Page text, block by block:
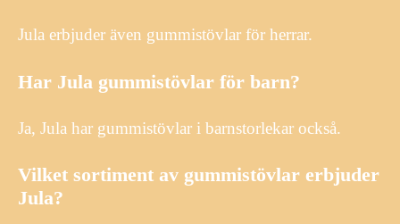
Jula erbjuder även gummistövlar för herrar.
Har Jula gummistövlar för barn?
Ja, Jula har gummistövlar i barnstorlekar också.
Vilket sortiment av gummistövlar erbjuder
Jula?